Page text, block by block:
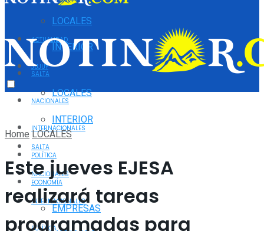
LOCALES
INTERIOR
SALTA
NACIONALES
INTERNACIONALES
POLÍTICA
ECONOMÍA
EMPRESAS
ACTUALIDAD
JUJUY
LOCALES
INTERIOR
SALTA
NACIONALES
INTERNACIONALES
POLÍTICA
HomeLOCALES
Este jueves EJESA
realizará tareas
programadas para